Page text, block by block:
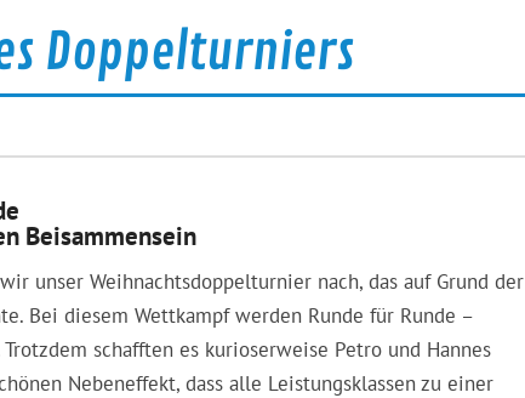
Doppelturniers
Beisammensein
unser Weihnachtsdoppelturnier nach, das auf Grund der
Bei diesem Wettkampf werden Runde für Runde –
schafften es kurioserweise Petro und Hannes
Nebeneffekt, dass alle Leistungsklassen zu einer